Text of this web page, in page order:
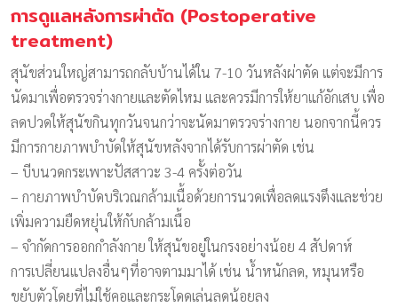
การดูแลหลังการผ่าตัด (Postoperative
treatment)
สุนัขส่วนใหญ่สามารถกลับบ้านได้ใน 7-10 วันหลังผ่าตัด แต่จะมีการ
นัดมาเพื่อตรวจร่างกายและตัดไหม และควรมีการให้ยาแก้อักเสบ เพื่อ
ลดปวดให้สุนัขกินทุกวันจนกว่าจะนัดมาตรวจร่างกาย นอกจากนี้ควร
มีการกายภาพบำบัดให้สุนัขหลังจากได้รับการผ่าตัด เช่น
– บีบนวดกระเพาะปัสสาวะ 3-4 ครั้งต่อวัน
– กายภาพบำบัดบริเวณกล้ามเนื้อด้วยการนวดเพื่อลดแรงตึงและช่วย
เพิ่มความยืดหยุ่นให้กับกล้ามเนื้อ
– จำกัดการออกกำลังกาย ให้สุนัขอยู่ในกรงอย่างน้อย 4 สัปดาห์
การเปลี่ยนแปลงอื่นๆที่อาจตามมาได้ เช่น น้ำหนักลด, หมุนหรือ
ขยับตัวโดยที่ไม่ใช้คอและกระโดดเล่นลดน้อยลง